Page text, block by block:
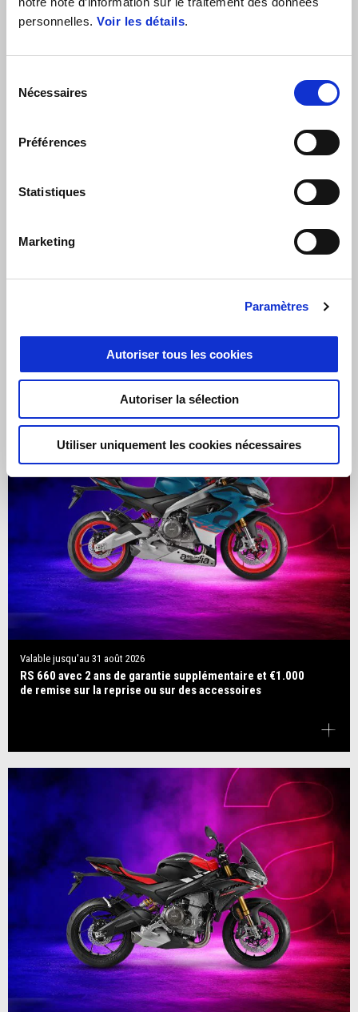
personnelles. Voir les détails.
Nécessaires
Préférences
Statistiques
Marketing
Paramètres
Autoriser tous les cookies
Autoriser la sélection
Utiliser uniquement les cookies nécessaires
Valable jusqu'au 31 août 2026
RS 660 avec 2 ans de garantie supplémentaire et €1.000
de remise sur la reprise ou sur des accessoires